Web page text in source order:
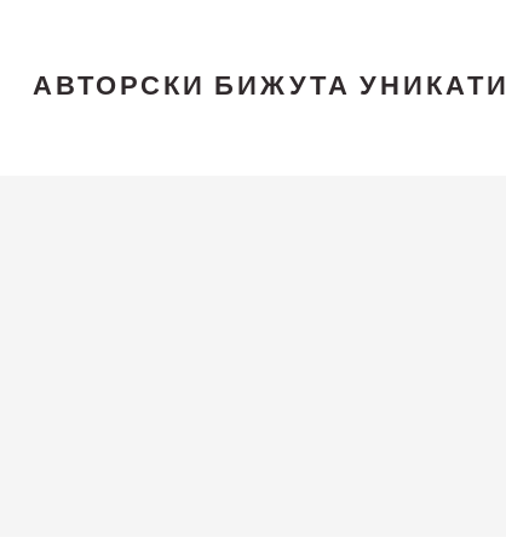
АВТОРСКИ БИЖУТА УНИКАТИ